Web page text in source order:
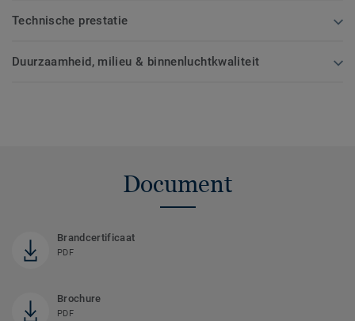
Technische prestatie
Duurzaamheid, milieu & binnenluchtkwaliteit
Document
Brandcertificaat
PDF
Brochure
PDF